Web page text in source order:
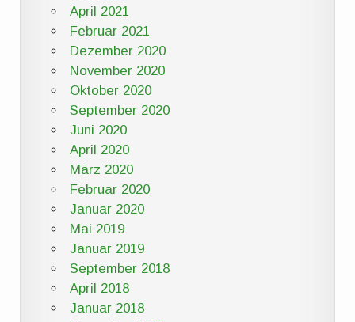
April 2021
Februar 2021
Dezember 2020
November 2020
Oktober 2020
September 2020
Juni 2020
April 2020
März 2020
Februar 2020
Januar 2020
Mai 2019
Januar 2019
September 2018
April 2018
Januar 2018